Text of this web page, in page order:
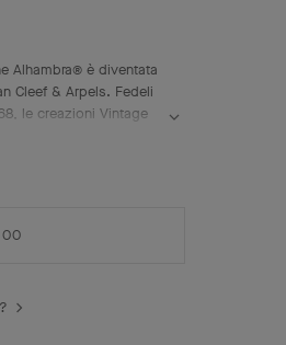
Alhambra® è diventata
Cleef & Arpels. Fedeli
le creazioni Vintage
delicato profilo di
oro giallo